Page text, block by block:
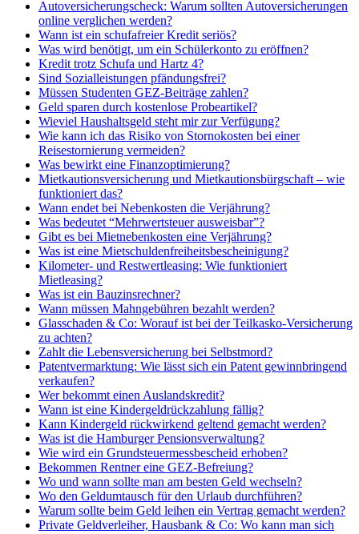
Autoversicherungscheck: Warum sollten Autoversicherungen
online verglichen werden?
Wann ist ein schufafreier Kredit seriös?
Was wird benötigt, um ein Schülerkonto zu eröffnen?
Kredit trotz Schufa und Hartz 4?
Sind Sozialleistungen pfändungsfrei?
Müssen Studenten GEZ-Beiträge zahlen?
Geld sparen durch kostenlose Probeartikel?
Wieviel Haushaltsgeld steht mir zur Verfügung?
Wie kann ich das Risiko von Stornokosten bei einer
Reisestornierung vermeiden?
Was bewirkt eine Finanzoptimierung?
Mietkautionsversicherung und Mietkautionsbürgschaft – wie
funktioniert das?
Wann endet bei Nebenkosten die Verjährung?
Was bedeutet “Mehrwertsteuer ausweisbar”?
Gibt es bei Mietnebenkosten eine Verjährung?
Was ist eine Mietschuldenfreiheitsbescheinigung?
Kilometer- und Restwertleasing: Wie funktioniert
Mietleasing?
Was ist ein Bauzinsrechner?
Wann müssen Mahngebühren bezahlt werden?
Glasschaden & Co: Worauf ist bei der Teilkasko-Versicherung
zu achten?
Zahlt die Lebensversicherung bei Selbstmord?
Patentvermarktung: Wie lässt sich ein Patent gewinnbringend
verkaufen?
Wer bekommt einen Auslandskredit?
Wann ist eine Kindergeldrückzahlung fällig?
Kann Kindergeld rückwirkend geltend gemacht werden?
Was ist die Hamburger Pensionsverwaltung?
Wie wird ein Grundsteuermessbescheid erhoben?
Bekommen Rentner eine GEZ-Befreiung?
Wo und wann sollte man am besten Geld wechseln?
Wo den Geldumtausch für den Urlaub durchführen?
Warum sollte beim Geld leihen ein Vertrag gemacht werden?
Private Geldverleiher, Hausbank & Co: Wo kann man sich